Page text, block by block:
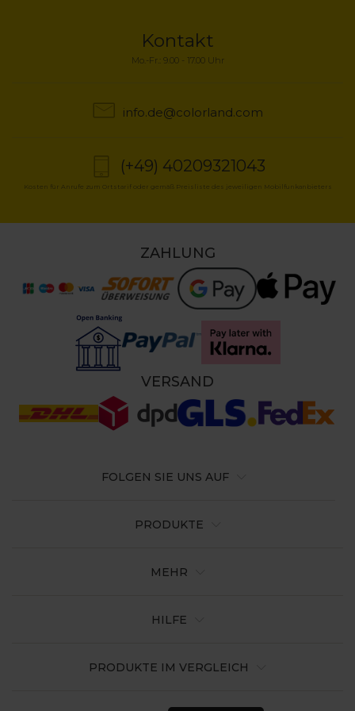
Kontakt
Mo.-Fr.: 9.00 - 17.00 Uhr
info.de@colorland.com
(+49) 40209321043
Kosten für Anrufe zum Ortstarif oder gemäß Preisliste des jeweiligen Mobilfunkanbieters
PRODUKTE
MEHR
HILFE
PRODUKTE IM VERGLEICH
FOLGEN SIE UNS AUF
ZAHLUNG
VERSAND